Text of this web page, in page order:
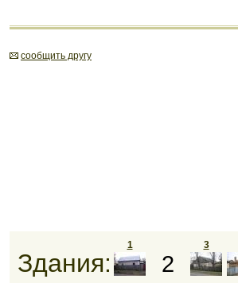
cообщить другу
Здания:
1
2
3